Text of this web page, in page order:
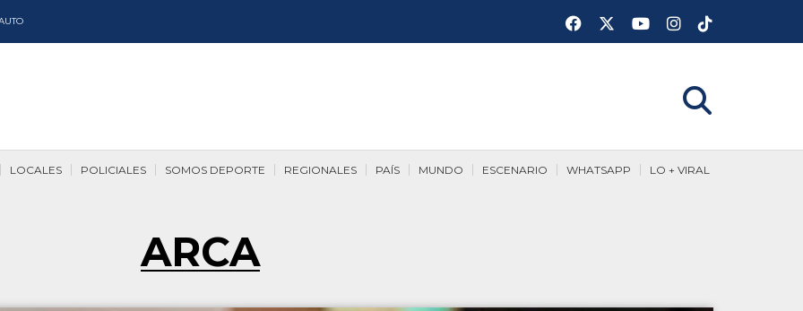
LO + VIRAL
WHATSAPP
ESCENARIO
MUNDO
PAÍS
REGIONALES
SOMOS DEPORTE
POLICIALES
LOCALES
ARCA